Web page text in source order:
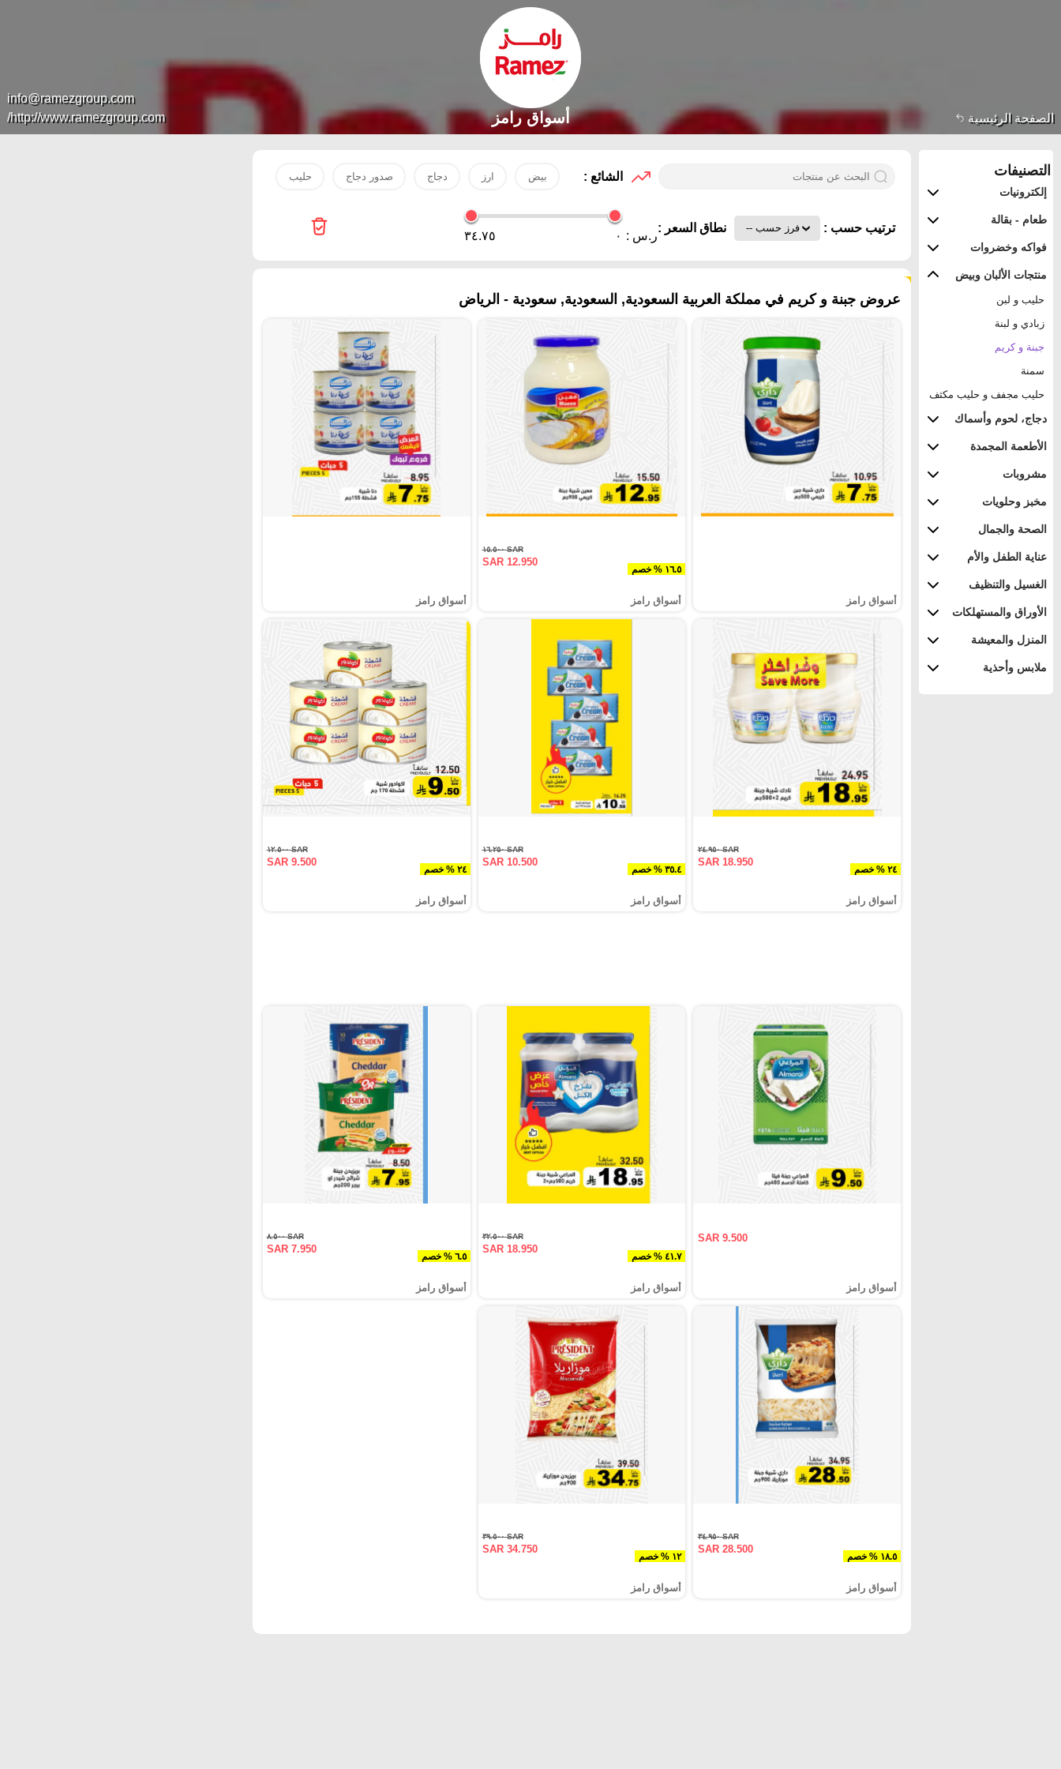
الصفحة الرئيسية
info@ramezgroup.com
http://www.ramezgroup.com/
أسواق رامز
التصنيفات
إلكترونيات
طعام - بقالة
فواكه وخضروات
منتجات الألبان وبيض
حليب و لبن
زبادي و لبنة
جبنة و كريم
سمنة
حليب مجفف و حليب مكثف
دجاج، لحوم وأسماك
الأطعمة المجمدة
مشروبات
مخبز وحلويات
الصحة والجمال
عناية الطفل والأم
الغسيل والتنظيف
الأوراق والمستهلكات
المنزل والمعيشة
ملابس وأحذية
الشائع : بيض ارز دجاج صدور دجاج حليب
ترتيب حسب : نطاق السعر :
ر.س : ٠ ٣٤.٧٥
عروض جبنة و كريم في مملكة العربية السعودية, السعودية, سعودية - الرياض
أسواق رامز
١٦.٥ % خصم
SAR ١٥.٥٠٠
SAR 12.950
أسواق رامز أسواق رامز
٢٤ % خصم
SAR ٢٤.٩٥٠
SAR 18.950
أسواق رامز
٣٥.٤ % خصم
SAR ١٦.٢٥٠
SAR 10.500
أسواق رامز
٢٤ % خصم
SAR ١٢.٥٠٠
SAR 9.500
أسواق رامز
SAR 9.500
أسواق رامز
٤١.٧ % خصم
SAR ٣٢.٥٠٠
SAR 18.950
أسواق رامز
٦.٥ % خصم
SAR ٨.٥٠٠
SAR 7.950
أسواق رامز
١٨.٥ % خصم
SAR ٣٤.٩٥٠
SAR 28.500
أسواق رامز
١٢ % خصم
SAR ٣٩.٥٠٠
SAR 34.750
أسواق رامز